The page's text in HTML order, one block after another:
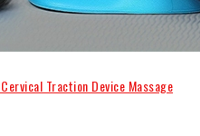
Traction Device Massage